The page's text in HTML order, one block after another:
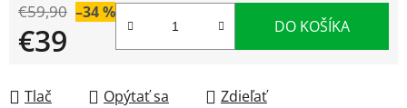
€59,90 –34 %
€39 DO KOŠÍKA
Tlač Opýtať sa Zdieľať